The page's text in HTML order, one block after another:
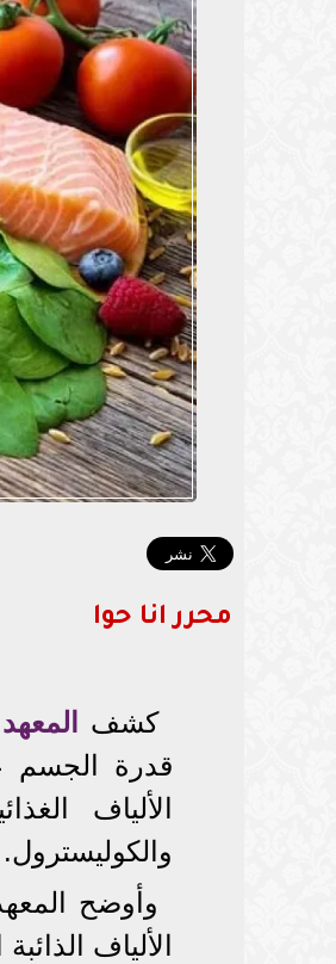
محرر انا حوا
كشف
قدرة الجسم
الألياف
والكوليسترول.
وأوضح
الألياف